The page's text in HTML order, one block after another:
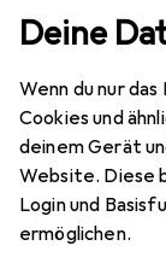
Deine
Wenn du nur
Cookies und
deinem Gerät
Website. Diese
Login und
ermöglichen.
Lautsprecher
SonyULT
EUR
171,26